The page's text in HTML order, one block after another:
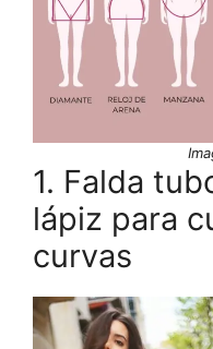
1. Falda
lápiz para
curvas